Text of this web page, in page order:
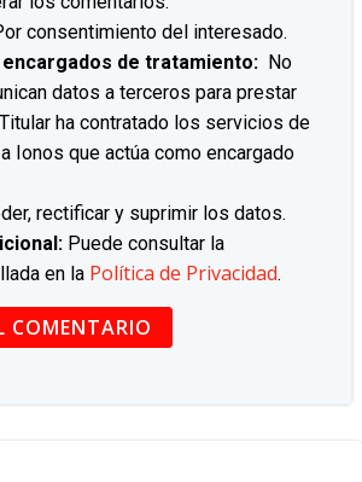
consentimiento del interesado.
de tratamiento: No
datos a terceros para prestar
ha contratado los servicios de
Ionos que actúa como encargado
rectificar y suprimir los datos.
Puede consultar la
en la Política de Privacidad.